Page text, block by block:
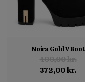
Noira Gold V Boot
400,00 kr.
372,00 kr.